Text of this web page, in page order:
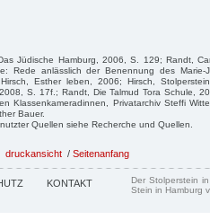
Jüdische Hamburg, 2006, S. 129; Randt,
Rede anlässlich der Benennung des Marie-
Esther leben, 2006; Hirsch,
S. 17f.; Randt, Die Talmud Tora Schule,
Klassenkameradinnen, Privatarchiv Steffi
Bauer.
Quellen siehe Recherche und Quellen.
druckansicht / Seitenanfang
KONTAKT
Der Stolperstein
Stein in Hamburg